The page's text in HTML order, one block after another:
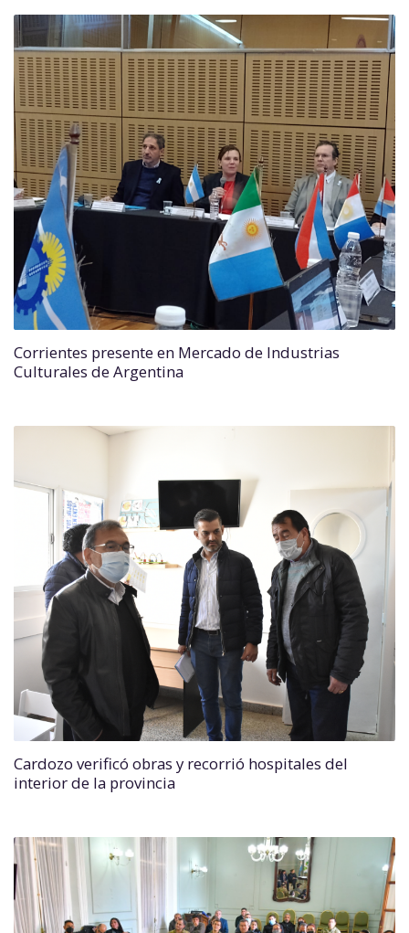
Corrientes presente en Mercado de Industrias
Culturales de Argentina
Cardozo verificó obras y recorrió hospitales del
interior de la provincia